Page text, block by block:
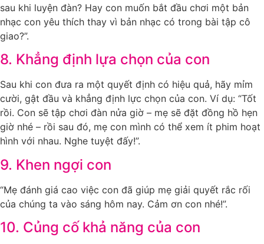
sau khi luyện đàn? Hay con muốn bắt đầu chơi một bản
nhạc con yêu thích thay vì bản nhạc có trong bài tập cô
giao?”.
8. Khẳng định lựa chọn của con
Sau khi con đưa ra một quyết định có hiệu quả, hãy mỉm
cười, gật đầu và khẳng định lực chọn của con. Ví dụ: “Tốt
rồi. Con sẽ tập chơi đàn nửa giờ – mẹ sẽ đặt đồng hồ hẹn
giờ nhé – rồi sau đó, mẹ con mình có thể xem ít phim hoạt
hình với nhau. Nghe tuyệt đấy!”.
9. Khen ngợi con
“Mẹ đánh giá cao việc con đã giúp mẹ giải quyết rắc rối
của chúng ta vào sáng hôm nay. Cảm ơn con nhé!”.
10. Củng cố khả năng của con